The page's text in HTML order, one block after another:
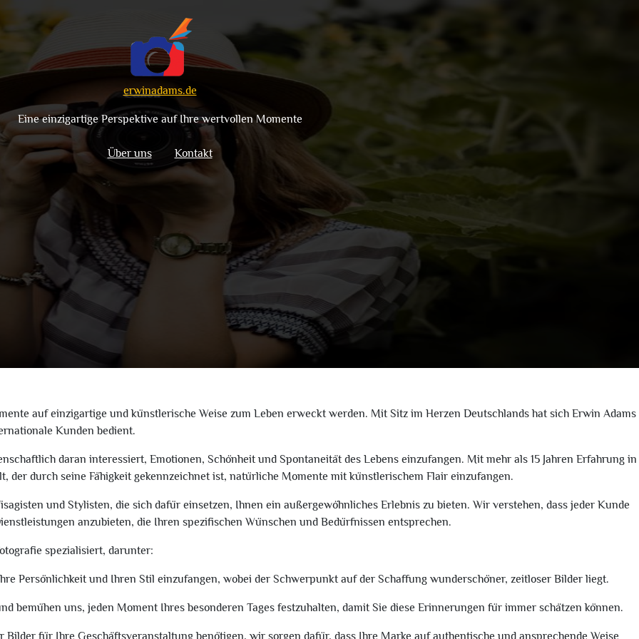
erwinadams.de
Eine einzigartige Perspektive auf Ihre wertvollen Momente
Über uns Kontakt
auf einzigartige und künstlerische Weise zum Leben erweckt werden. Mit Sitz im Herzen Deutschlands hat sich Erwin Adams
Kunden bedient.
daran interessiert, Emotionen, Schönheit und Spontaneität des Lebens einzufangen. Mit mehr als 15 Jahren Erfahrung in
der durch seine Fähigkeit gekennzeichnet ist, natürliche Momente mit künstlerischem Flair einzufangen.
und Stylisten, die sich dafür einsetzen, Ihnen ein außergewöhnliches Erlebnis zu bieten. Wir verstehen, dass jeder Kunde
anzubieten, die Ihren spezifischen Wünschen und Bedürfnissen entsprechen.
spezialisiert, darunter:
Persönlichkeit und Ihren Stil einzufangen, wobei der Schwerpunkt auf der Schaffung wunderschöner, zeitloser Bilder liegt.
bemühen uns, jeden Moment Ihres besonderen Tages festzuhalten, damit Sie diese Erinnerungen für immer schätzen können.
für Ihre Geschäftsveranstaltung benötigen, wir sorgen dafür, dass Ihre Marke auf authentische und ansprechende Weise